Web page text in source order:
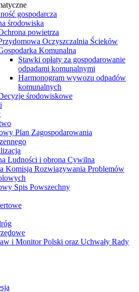
gospodarcza
środowiska
powietrza
Oczyszczalnia Ścieków
Komunalna
Stawki opłaty za gospodarowanie
odpadami komunalnymi
Harmonogram wywozu odpadów
komunalnych
środowiskowe
Plan Zagospodarowania
Ludności i obrona Cywilna
Komisja Rozwiązywania Problemów
Spis Powszechny
i Monitor Polski oraz Uchwały Rady